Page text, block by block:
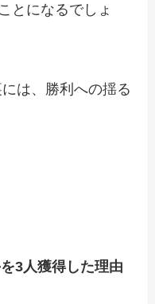
とになるでしょ
は、勝利への揺る
3人獲得した理由